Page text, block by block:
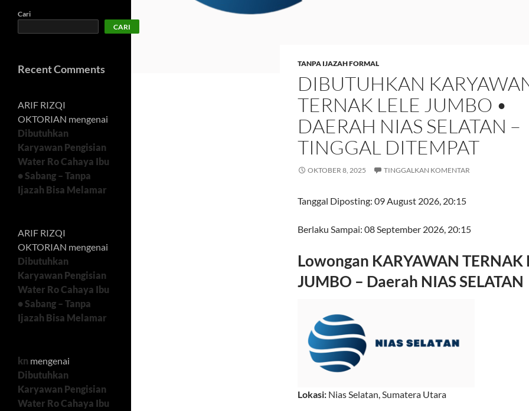
TANPA IJAZAH FORMAL
DIBUTUHKAN
TERNAK LELE JUMBO •
DAERAH NIAS SELATAN –
TINGGAL DITEMPAT
OKTOBER 8, 2025 TINGGALKAN KOMENTAR
Tanggal Diposting: 09 August 2026, 20:15
Berlaku Sampai: 08 September 2026, 20:15
Lowongan KARYAWAN TERNAK
JUMBO – Daerah NIAS SELATAN
Lokasi: Nias Selatan,Sumatera Utara
Cari
CARI
Recent Comments
ARIF RIZQI
OKTORIAN mengenai
Dibutuhkan
Karyawan Pengisian
Water Ro Cahaya Ibu
• Sabang – Tanpa
Ijazah Bisa Melamar
ARIF RIZQI
OKTORIAN mengenai
Dibutuhkan
Karyawan Pengisian
Water Ro Cahaya Ibu
• Sabang – Tanpa
Ijazah Bisa Melamar
kn mengenai
Dibutuhkan
Karyawan Pengisian
Water Ro Cahaya Ibu